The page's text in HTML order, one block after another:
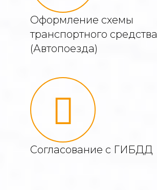
Оформление схемы
транспортного средства
(Автопоезда)
Согласование с ГИБДД